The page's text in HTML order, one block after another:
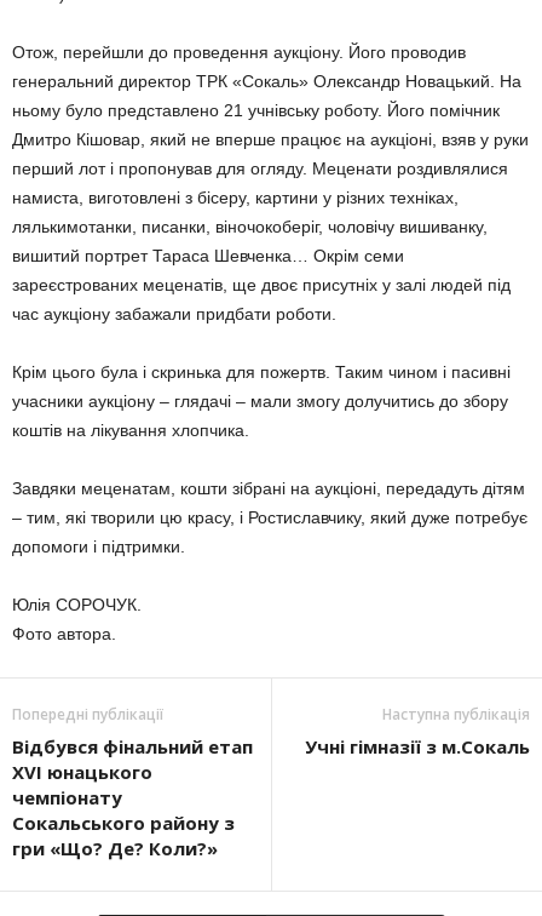
Отож, перейшли до проведення аукціону. Його проводив
генеральний директор ТРК «Сокаль» Олександр Новацький. На
ньому було представлено 21 учнівську роботу. Його помічник
Дмитро Кішовар, який не вперше працює на аукціоні, взяв у руки
перший лот і пропонував для огляду. Меценати роздивлялися
намиста, виготовлені з бісеру, картини у різних техніках,
лялькимотанки, писанки, віночокоберіг, чоловічу вишиванку,
вишитий портрет Тараса Шевченка… Окрім семи
зареєстрованих меценатів, ще двоє присутніх у залі людей під
час аукціону забажали придбати роботи.
Крім цього була і скринька для пожертв. Таким чином і пасивні
учасники аукціону – глядачі – мали змогу долучитись до збору
коштів на лікування хлопчика.
Завдяки меценатам, кошти зібрані на аукціоні, передадуть дітям
– тим, які творили цю красу, і Ростиславчику, який дуже потребує
допомоги і підтримки.
Юлія СОРОЧУК.
Фото автора.
Попередні публікації
Відбувся фінальний етап
XVІ юнацького
чемпіонату
Сокальського району з
гри «Що? Де? Коли?»
Наступна публікація
Учні гімназії з м.Сокаль